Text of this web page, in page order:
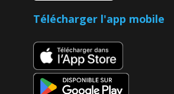
Télécharger l'app mobile